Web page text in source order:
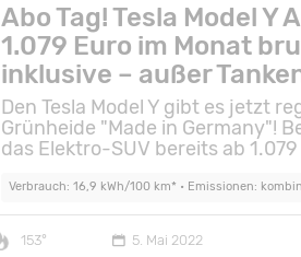
Abo Tag! Tesla Model Y
1.079 Euro im Monat
inklusive – außer
Den Tesla Model Y gibt es jetzt
Grünheide "Made in Germany"!
das Elektro-SUV bereits ab
Verbrauch: 16,9 kWh/100 km* • Emissionen:
153° 5. Mai 2022